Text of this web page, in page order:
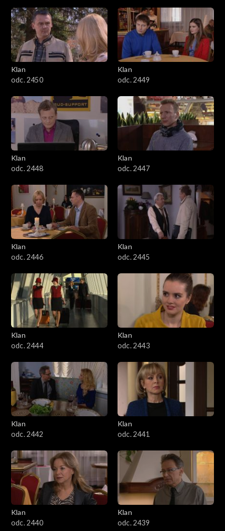
Klan
odc. 2450
Klan
odc. 2449
Klan
odc. 2448
Klan
odc. 2447
Klan
odc. 2446
Klan
odc. 2445
Klan
odc. 2444
Klan
odc. 2443
Klan
odc. 2442
Klan
odc. 2441
Klan
odc. 2440
Klan
odc. 2439